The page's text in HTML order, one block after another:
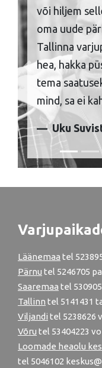
või hiljem
oma uude
Tallinna
hea, hakka
tema
mind, sa ei
Uku
Previous
Läänemaa tel
Pärnu tel 5246705
Saaremaa tel
Tallinn tel 5141431
Viljandi tel 5238626
Võru tel 53404223
Loomade heaolu
tel 5046102